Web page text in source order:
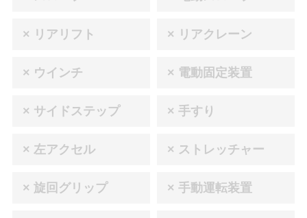
× リアリフト × リアクレーン
× ウインチ × 電動固定装置
× サイドステップ × 手すり
× 左アクセル × ストレッチャー
× 旋回グリップ × 手動運転装置